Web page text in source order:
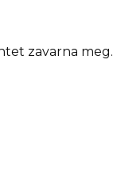
zavarna meg.